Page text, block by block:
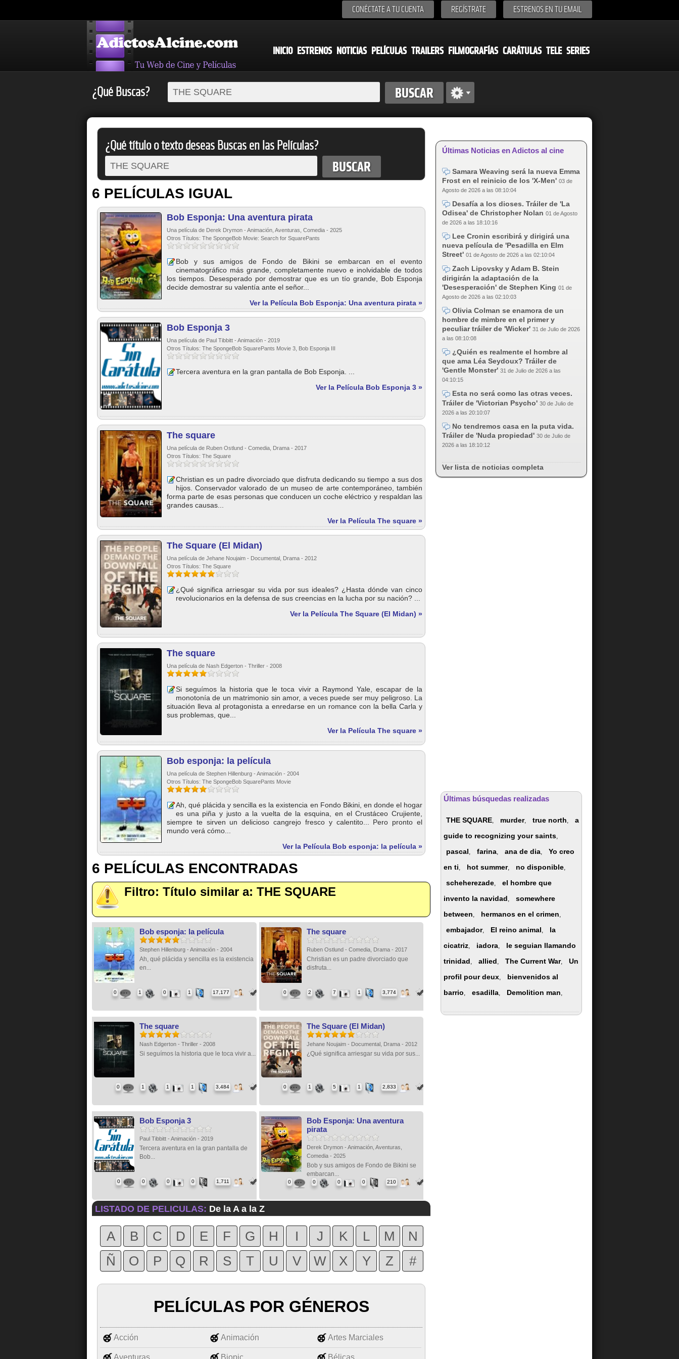
CONÉCTATE A TU CUENTA REGÍSTRATE ESTRENOS EN TU EMAIL
INICIO ESTRENOS NOTICIAS PELÍCULAS TRAILERS FILMOGRAFÍAS CARÁTULAS TELE SERIES
¿Qué Buscas?
¿Qué título o texto deseas Buscas en las Películas?
6 PELÍCULAS IGUAL
Bob Esponja: Una aventura pirata
Una película de Derek Drymon - Animación, Aventuras, Comedia - 2025
Otros Títulos: The SpongeBob Movie: Search for SquarePants
Bob y sus amigos de Fondo de Bikini se embarcan en el evento
cinematográfico más grande, completamente nuevo e inolvidable de todos
los tiempos. Desesperado por demostrar que es un tío grande, Bob Esponja
decide demostrar su valentía ante el señor...
Ver la Película Bob Esponja: Una aventura pirata »
Bob Esponja 3
Una película de Paul Tibbitt - Animación - 2019
Otros Títulos: The SpongeBob SquarePants Movie 3, Bob Esponja III
Tercera aventura en la gran pantalla de Bob Esponja. ...
Ver la Película Bob Esponja 3 »
The square
Una película de Ruben Ostlund - Comedia, Drama - 2017
Otros Títulos: The Square
Christian es un padre divorciado que disfruta dedicando su tiempo a sus dos
hijos. Conservador valorado de un museo de arte contemporáneo, también
forma parte de esas personas que conducen un coche eléctrico y respaldan las
grandes causas...
Ver la Película The square »
The Square (El Midan)
Una película de Jehane Noujaim - Documental, Drama - 2012
Otros Títulos: The Square
¿Qué significa arriesgar su vida por sus ideales? ¿Hasta dónde van cinco
revolucionarios en la defensa de sus creencias en la lucha por su nación? ...
Ver la Película The Square (El Midan) »
The square
Una película de Nash Edgerton - Thriller - 2008
Si seguímos la historia que le toca vivir a Raymond Yale, escapar de la
monotonía de un matrimonio sin amor, a veces puede ser muy peligroso. La
situación lleva al protagonista a enredarse en un romance con la bella Carla y
sus problemas, que...
Ver la Película The square »
Bob esponja: la película
Una película de Stephen Hillenburg - Animación - 2004
Otros Títulos: The SpongeBob SquarePants Movie
Ah, qué plácida y sencilla es la existencia en Fondo Bikini, en donde el hogar
es una piña y justo a la vuelta de la esquina, en el Crustáceo Crujiente,
siempre te sirven un delicioso cangrejo fresco y calentito... Pero pronto el
mundo verá cómo...
Ver la Película Bob esponja: la película »
6 PELÍCULAS ENCONTRADAS
Filtro: Título similar a: THE SQUARE
Bob esponja: la película
Stephen Hillenburg - Animación - 2004
Ah, qué plácida y sencilla es la existencia
en...
0 1 0 1 17,177
The square
Ruben Ostlund - Comedia, Drama - 2017
Christian es un padre divorciado que
disfruta...
0 2 7 1 3,774
The square
Nash Edgerton - Thriller - 2008
Si seguímos la historia que le toca vivir a...
0 1 1 1 3,484
The Square (El Midan)
Jehane Noujaim - Documental, Drama - 2012
¿Qué significa arriesgar su vida por sus...
0 1 5 1 2,833
Bob Esponja 3
Paul Tibbitt - Animación - 2019
Tercera aventura en la gran pantalla de
Bob...
0 0 0 0 1,711
Bob Esponja: Una aventura
pirata
Derek Drymon - Animación, Aventuras,
Comedia - 2025
Bob y sus amigos de Fondo de Bikini se
embarcan...
0 0 0 0 210
LISTADO DE PELICULAS: De la A a la Z
A B C D E F G H I J K L M
N
Ñ
O P Q R S T U V W X Y Z #
PELÍCULAS POR GÉNEROS
Acción Animación Artes Marciales
Aventuras Biopic Bélicas
Últimas Noticias en Adictos al cine
Samara Weaving será la nueva Emma
Frost en el reinicio de los 'X-Men' 03 de
Agosto de 2026 a las 08:10:04
Desafía a los dioses. Tráiler de 'La
Odisea' de Christopher Nolan 01 de Agosto
de 2026 a las 18:10:16
Lee Cronin escribirá y dirigirá una
nueva película de 'Pesadilla en Elm
Street' 01 de Agosto de 2026 a las 02:10:04
Zach Lipovsky y Adam B. Stein
dirigirán la adaptación de la
'Desesperación' de Stephen King 01 de
Agosto de 2026 a las 02:10:03
Olivia Colman se enamora de un
hombre de mimbre en el primer y
peculiar tráiler de 'Wicker' 31 de Julio de 2026
a las 08:10:08
¿Quién es realmente el hombre al
que ama Léa Seydoux? Tráiler de
'Gentle Monster' 31 de Julio de 2026 a las
04:10:15
Esta no será como las otras veces.
Tráiler de 'Victorian Psycho' 30 de Julio de
2026 a las 20:10:07
No tendremos casa en la puta vida.
Tráiler de 'Nuda propiedad' 30 de Julio de
2026 a las 18:10:12
Ver lista de noticias completa
Últimas búsquedas realizadas
THE SQUARE, murder, true north,
a
guide to recognizing your saints,
pascal, farina, ana de dia,
Yo creo
en ti, hot summer, no disponible,
scheherezade,
el hombre que
invento la navidad,
somewhere
between, hermanos en el crimen,
embajador, El reino animal,
la
cicatriz, iadora,
le seguian llamando
trinidad, allied, The Current War,
Un
profil pour deux,
bienvenidos al
barrio, esadilla, Demolition man,